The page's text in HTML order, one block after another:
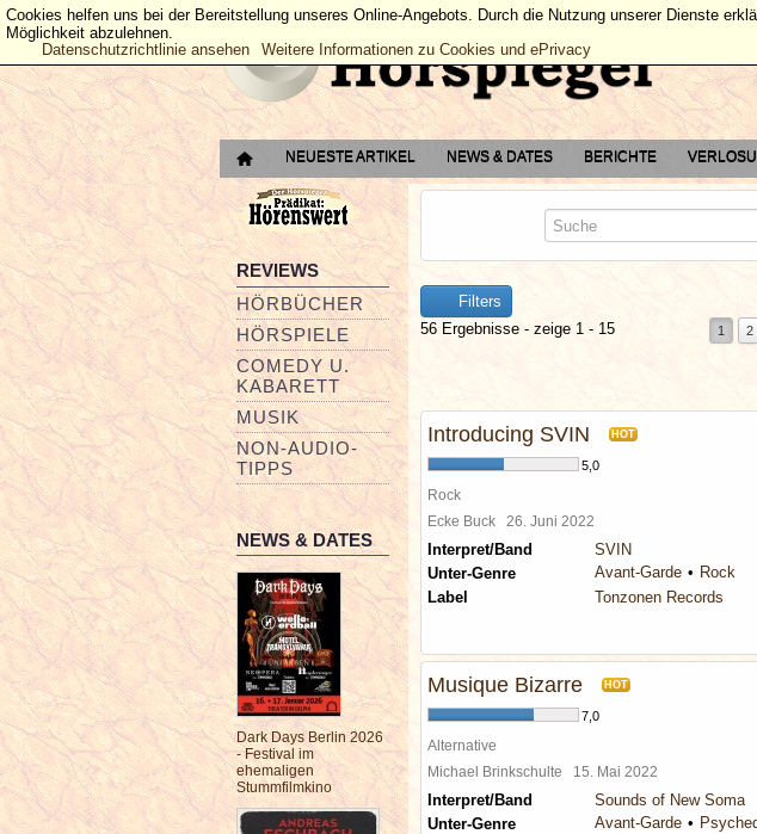
NEUESTE ARTIKEL NEWS & DATES BERICHTE
REVIEWS
HÖRBÜCHER
HÖRSPIELE
COMEDY U.
KABARETT
MUSIK
NON-AUDIO-
TIPPS
NEWS & DATES
Dark Days Berlin 2026
- Festival im
ehemaligen
Stummfilmkino
Filters
56 Ergebnisse - zeige 1 - 15
1 2
Introducing SVIN HOT
5,0
Rock
Ecke Buck 26. Juni 2022
Interpret/Band
SVIN
Unter-Genre
Avant-Garde
Rock
Label
Tonzonen Records
Musique Bizarre HOT
7,0
Alternative
Michael Brinkschulte 15. Mai 2022
Interpret/Band
Sounds of New Soma
Unter-Genre
Avant-Garde
Cookies helfen uns bei der Bereitstellung unseres Online-Angebots. Durch die Nutzung unserer Dienste
Möglichkeit abzulehnen.
Datenschutzrichtlinie ansehen
Weitere Informationen zu Cookies und ePrivacy